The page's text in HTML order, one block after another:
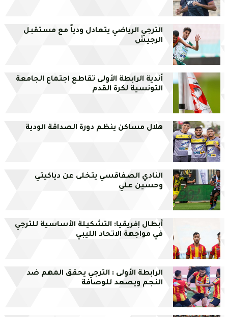
الترجي الرياضي يتعادل ودياً مع مستقبل
الرجيش
أندية الرابطة الأولى تقاطع اجتماع الجامعة
التونسية لكرة القدم
هلال مساكن ينظم دورة الصداقة الودية
النادي الصفاقسي يتخلى عن دياكيتي
وحسين علي
أبطال إفريقيا: التشكيلة الأساسية للترجي
في مواجهة الاتحاد الليبي
الرابطة الأولى : الترجي يحقق المهم ضد
النجم ويصعد للوصافة